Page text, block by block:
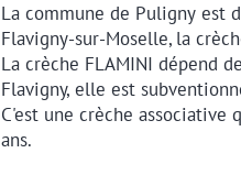
La commune de Puligny est
Flavigny-sur-Moselle, la
La crèche FLAMINI dépend
Flavigny, elle est
C'est une crèche
ans.